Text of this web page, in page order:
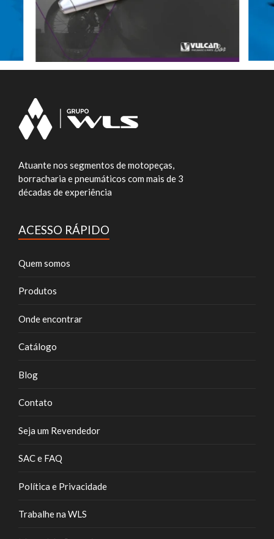
Atuante nos segmentos de motopeças,
borracharia e pneumáticos com mais de 3
décadas de experiência
ACESSO RÁPIDO
Quem somos
Produtos
Onde encontrar
Catálogo
Blog
Contato
Seja um Revendedor
SAC e FAQ
Política e Privacidade
Trabalhe na WLS